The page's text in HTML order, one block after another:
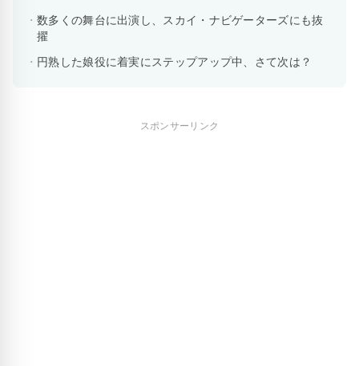
数多くの舞台に出演し、スカイ・ナビゲーターズにも抜
擢
円熟した娘役に着実にステップアップ中、さて次は？
スポンサーリンク